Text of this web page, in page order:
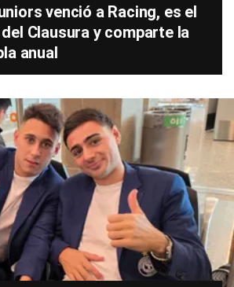
venció a Racing, es el
Clausura y comparte la
anual